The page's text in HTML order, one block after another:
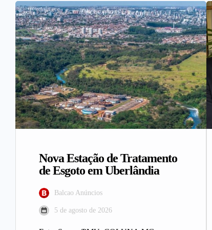
Nova Estação de Tratamento
de Esgoto em Uberlândia
Balcao Anúncios
5 de agosto de 2026